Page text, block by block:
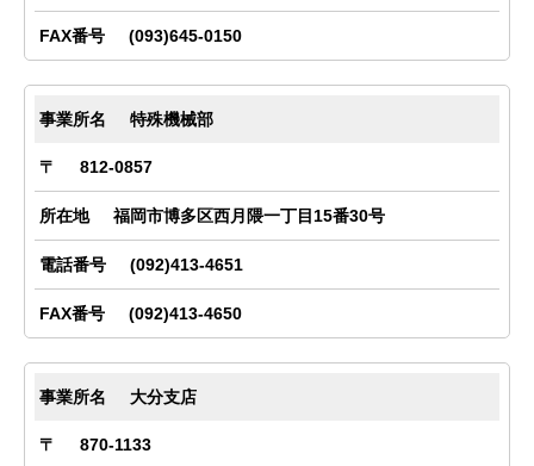
(093)645-0150
特殊機械部
812-0857
福岡市博多区西月隈一丁目15番30号
(092)413-4651
(092)413-4650
大分支店
870-1133